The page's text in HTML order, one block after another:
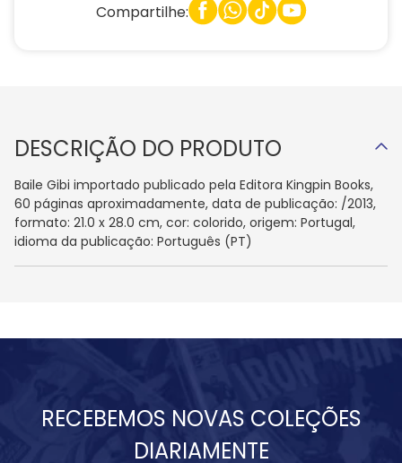
Compartilhe:
DESCRIÇÃO DO PRODUTO
Baile Gibi importado publicado pela Editora Kingpin Books,
60 páginas aproximadamente, data de publicação: /2013,
formato: 21.0 x 28.0 cm, cor: colorido, origem: Portugal,
idioma da publicação: Português (PT)
RECEBEMOS NOVAS COLEÇÕES
DIARIAMENTE